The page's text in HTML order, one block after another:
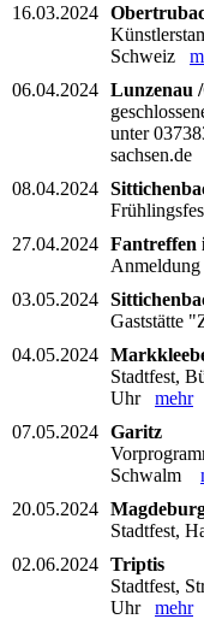
16.03.2024
Schweiz
06.04.2024 Lunzenau
unter
sachsen.de
08.04.2024
27.04.2024 Fantreffen
03.05.2024
Gaststätte
04.05.2024
Stadtfest,
Uhr mehr
07.05.2024 Garitz
Schwalm
20.05.2024
Stadtfest,
02.06.2024 Triptis
Stadtfest,
Uhr mehr